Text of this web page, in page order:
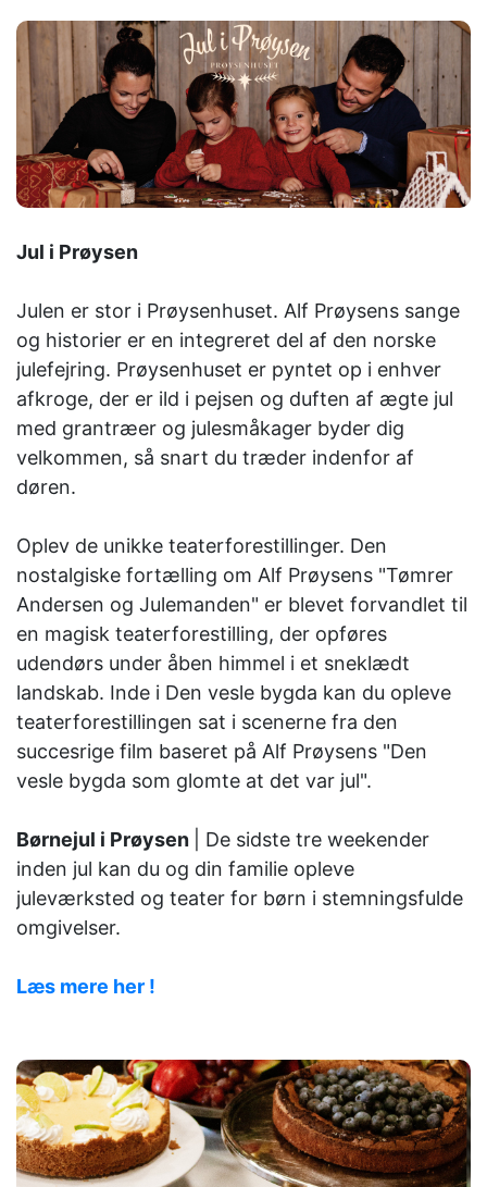
Jul i Prøysen
Julen er stor i Prøysenhuset. Alf Prøysens sange
og historier er en integreret del af den norske
julefejring. Prøysenhuset er pyntet op i enhver
afkroge, der er ild i pejsen og duften af ​​ægte jul
med grantræer og julesmåkager byder dig
velkommen, så snart du træder indenfor af
døren.
Oplev de unikke teaterforestillinger. Den
nostalgiske fortælling om Alf Prøysens "Tømrer
Andersen og Julemanden" er blevet forvandlet til
en magisk teaterforestilling, der opføres
udendørs under åben himmel i et sneklædt
landskab. Inde i Den vesle bygda kan du opleve
teaterforestillingen sat i scenerne fra den
succesrige film baseret på Alf Prøysens "Den
vesle bygda som glomte at det var jul".
Børnejul i Prøysen
| De sidste tre weekender
inden jul kan du og din familie opleve
juleværksted og teater for børn i stemningsfulde
omgivelser.
Læs mere her !